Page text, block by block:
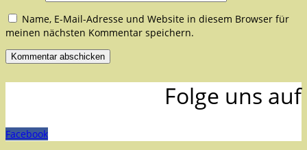
Name, E-Mail-Adresse und Website in diesem Browser für
meinen nächsten Kommentar speichern.
Folge uns auf
Facebook